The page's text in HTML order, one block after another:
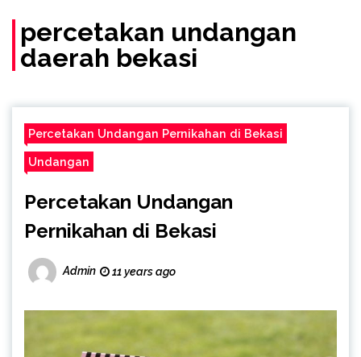
percetakan undangan
daerah bekasi
Percetakan Undangan Pernikahan di Bekasi
Undangan
Percetakan Undangan
Pernikahan di Bekasi
Admin 11 years ago